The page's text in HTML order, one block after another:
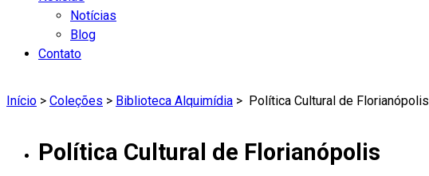
Notícias
Blog
Contato
Início > Coleções > Biblioteca Alquimídia > Política Cultural de Florianópolis
Política Cultural de Florianópolis